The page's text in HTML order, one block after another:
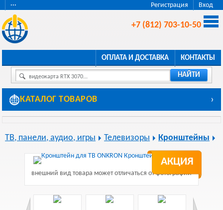
Регистрация Вход
···
+7 (812) 703-10-50
ОПЛАТА И ДОСТАВКА КОНТАКТЫ
видеокарта RTX 3070... НАЙТИ
КАТАЛОГ ТОВАРОВ ›
ТВ, панели, аудио, игры Телевизоры Кронштейны
АКЦИЯ
внешний вид товара может отличаться от фотографии